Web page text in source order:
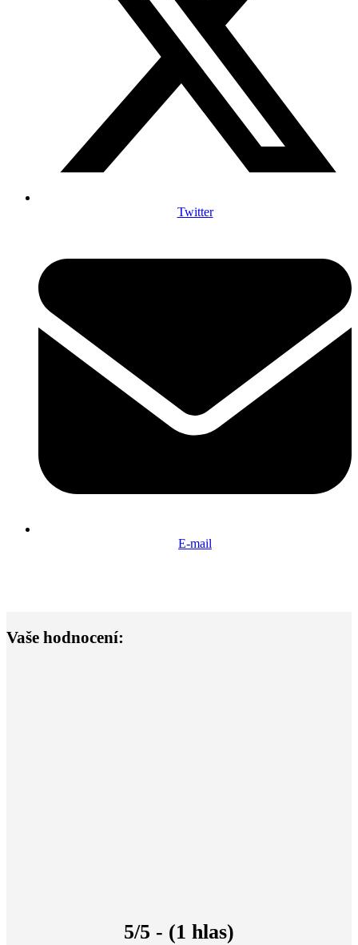
Twitter
E-mail
Vaše hodnocení:
5/5 - (1 hlas)